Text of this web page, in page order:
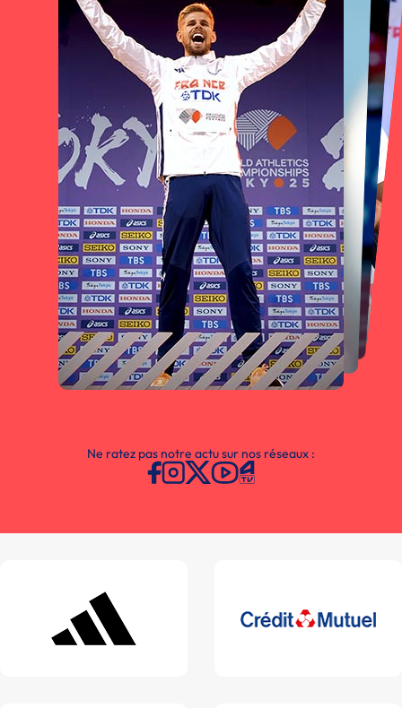
Ne ratez pas notre actu sur nos réseaux :